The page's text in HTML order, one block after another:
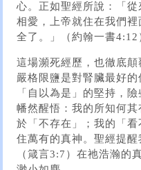
心。正如聖經所說：「
相愛，上帝就住在我們
全了。」（約翰一書4:12
這場瀕死經歷，也徹底
嚴格限鹽是對腎臟最好
「自以為是」的堅持，
幡然醒悟：我的所知何
於「不存在」；我的「
住萬有的真神。聖經提醒
（箴言3:7）在祂浩瀚的